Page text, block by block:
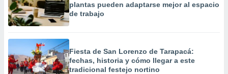
plantas pueden adaptarse mejor al espacio
de trabajo
Fiesta de San Lorenzo de Tarapacá:
fechas, historia y cómo llegar a este
tradicional festejo nortino